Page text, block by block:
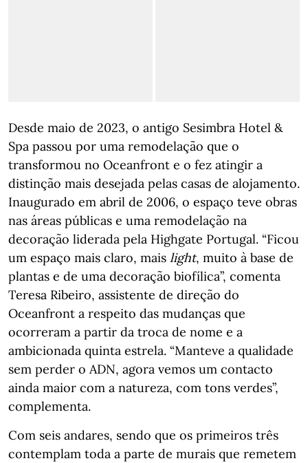
Desde maio de 2023, o antigo Sesimbra Hotel &
Spa passou por uma remodelação que o
transformou no Oceanfront e o fez atingir a
distinção mais desejada pelas casas de alojamento.
Inaugurado em abril de 2006, o espaço teve obras
nas áreas públicas e uma remodelação na
decoração liderada pela Highgate Portugal. “Ficou
um espaço mais claro, mais light, muito à base de
plantas e de uma decoração biofílica”, comenta
Teresa Ribeiro, assistente de direção do
Oceanfront a respeito das mudanças que
ocorreram a partir da troca de nome e a
ambicionada quinta estrela. “Manteve a qualidade
sem perder o ADN, agora vemos um contacto
ainda maior com a natureza, com tons verdes”,
complementa.
Com seis andares, sendo que os primeiros três
contemplam toda a parte de murais que remetem